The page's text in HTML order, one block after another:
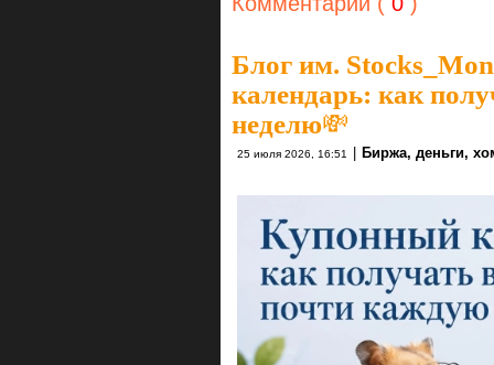
Блог им.
календарь: как
неделю💸
25 июля 2026, 16:51 Биржа, деньги,